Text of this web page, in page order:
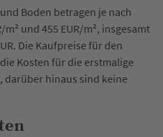
Boden betragen je nach
und 455 EUR/m², insgesamt
Die Kaufpreise für den
Kosten für die erstmalige
darüber hinaus sind keine